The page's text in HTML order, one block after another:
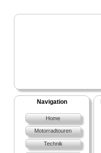
Navigation
Home
Motorradtouren
Technik